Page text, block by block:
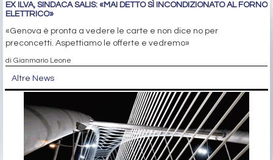
EX ILVA, SINDACA SALIS: «MAI DETTO SÌ INCONDIZIONATO AL FORNO
ELETTRICO»
«Genova è pronta a vedere le carte e non dice no per
preconcetti. Aspettiamo le offerte e vedremo»
di Gianmario Leone
Altre News